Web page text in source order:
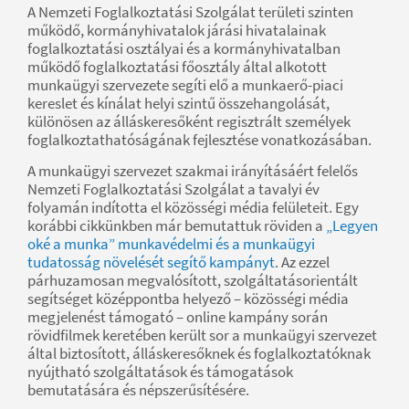
A Nemzeti Foglalkoztatási Szolgálat területi szinten
működő, kormányhivatalok járási hivatalainak
foglalkoztatási osztályai és a kormányhivatalban
működő foglalkoztatási főosztály által alkotott
munkaügyi szervezete segíti elő a munkaerő-piaci
kereslet és kínálat helyi szintű összehangolását,
különösen az álláskeresőként regisztrált személyek
foglalkoztathatóságának fejlesztése vonatkozásában.
A munkaügyi szervezet szakmai irányításáért felelős
Nemzeti Foglalkoztatási Szolgálat a tavalyi év
folyamán indította el közösségi média felületeit. Egy
korábbi cikkünkben már bemutattuk röviden a „Legyen
oké a munka” munkavédelmi és a munkaügyi
tudatosság növelését segítő kampányt. Az ezzel
párhuzamosan megvalósított, szolgáltatásorientált
segítséget középpontba helyező – közösségi média
megjelenést támogató – online kampány során
rövidfilmek keretében került sor a munkaügyi szervezet
által biztosított, álláskeresőknek és foglalkoztatóknak
nyújtható szolgáltatások és támogatások
bemutatására és népszerűsítésére.